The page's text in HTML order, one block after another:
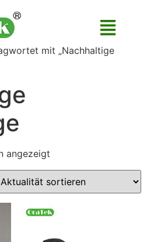
mit „Nachhaltige
angezeigt